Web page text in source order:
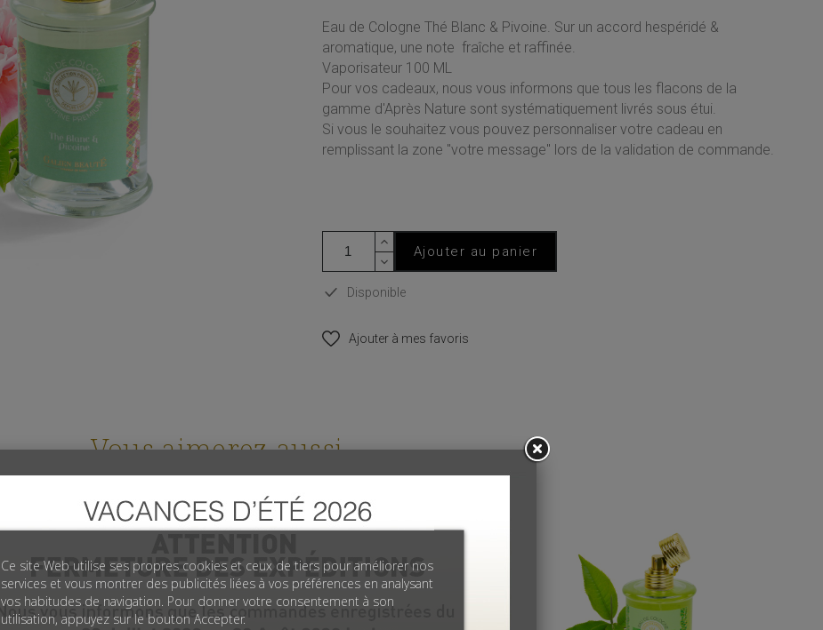
Eau de Cologne Thé Blanc & Pivoine. Sur un accord hespéridé &
aromatique, une note fraîche et raffinée.
Vaporisateur 100 ML
Pour vos cadeaux, nous vous informons que tous les flacons de la
gamme d'Après Nature sont systématiquement livrés sous étui.
Si vous le souhaitez vous pouvez personnaliser votre cadeau en
remplissant la zone "votre message" lors de la validation de commande.
Ajouter au panier
Disponible
Ajouter à mes favoris
Vous aimerez aussi...
Ce site Web utilise ses propres cookies et ceux de tiers pour améliorer nos
services et vous montrer des publicités liées à vos préférences en analysant
vos habitudes de navigation. Pour donner votre consentement à son
utilisation, appuyez sur le bouton Accepter.